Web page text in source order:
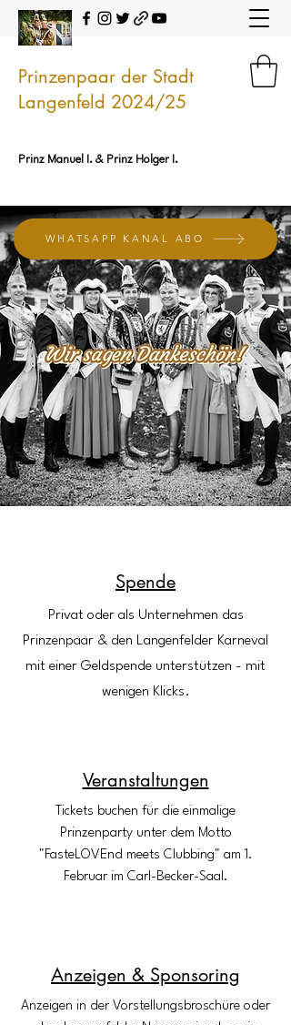
Prinzenpaar der Stadt
Langenfeld 2024/25
Prinz Manuel I. & Prinz Holger I.
WHATSAPP KANAL ABO
Spende
Privat oder als Unternehmen das
Prinzenpaar & den Langenfelder Karneval
mit einer Geldspende unterstützen - mit
wenigen Klicks.
Veranstaltungen
Tickets buchen für die einmalige
Prinzenparty unter dem Motto
"FasteLOVEnd meets Clubbing" am 1.
Februar im Carl-Becker-Saal.
Anzeigen & Sponsoring
Anzeigen in der Vorstellungsbroschüre oder